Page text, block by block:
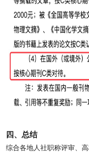
四、总结
综合各地人社职称评审、